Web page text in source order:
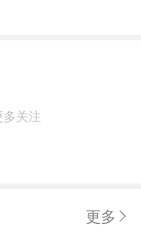
关注
更多